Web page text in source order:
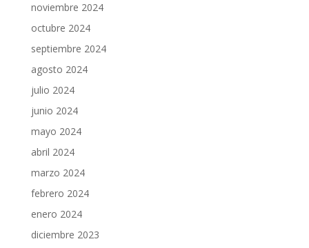
noviembre 2024
octubre 2024
septiembre 2024
agosto 2024
julio 2024
junio 2024
mayo 2024
abril 2024
marzo 2024
febrero 2024
enero 2024
diciembre 2023